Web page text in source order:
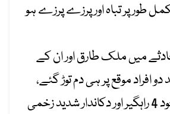
طور پر تباہ اور پرزے پرزے ہو
میں ملک طارق اور ان کے
افراد موقع پر ہی دم توڑ گئے،
جبکہ اردگرد موجود 4 راہگیر اور دکاندار شدید زخمی